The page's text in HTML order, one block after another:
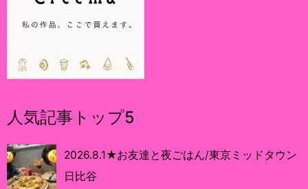
人気記事トップ5
2026.8.1★お友達と夜ごはん/東京ミッドタウン
日比谷